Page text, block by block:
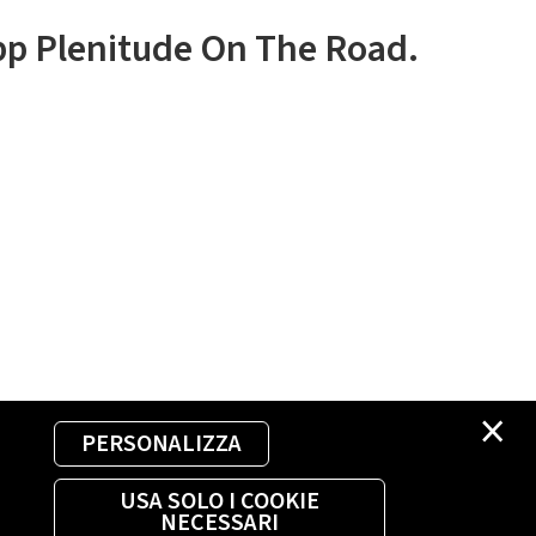
×
PERSONALIZZA
USA SOLO I COOKIE
NECESSARI
Plenitude On The Road.